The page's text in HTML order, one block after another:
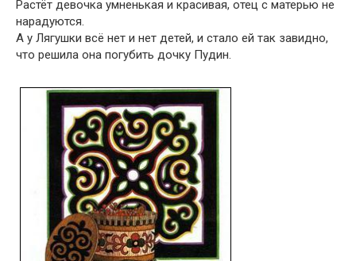
Растёт девочка умненькая и красивая, отец с матерью не
нарадуются.
А у Лягушки всё нет и нет детей, и стало ей так завидно,
что решила она погубить дочку Пудин.